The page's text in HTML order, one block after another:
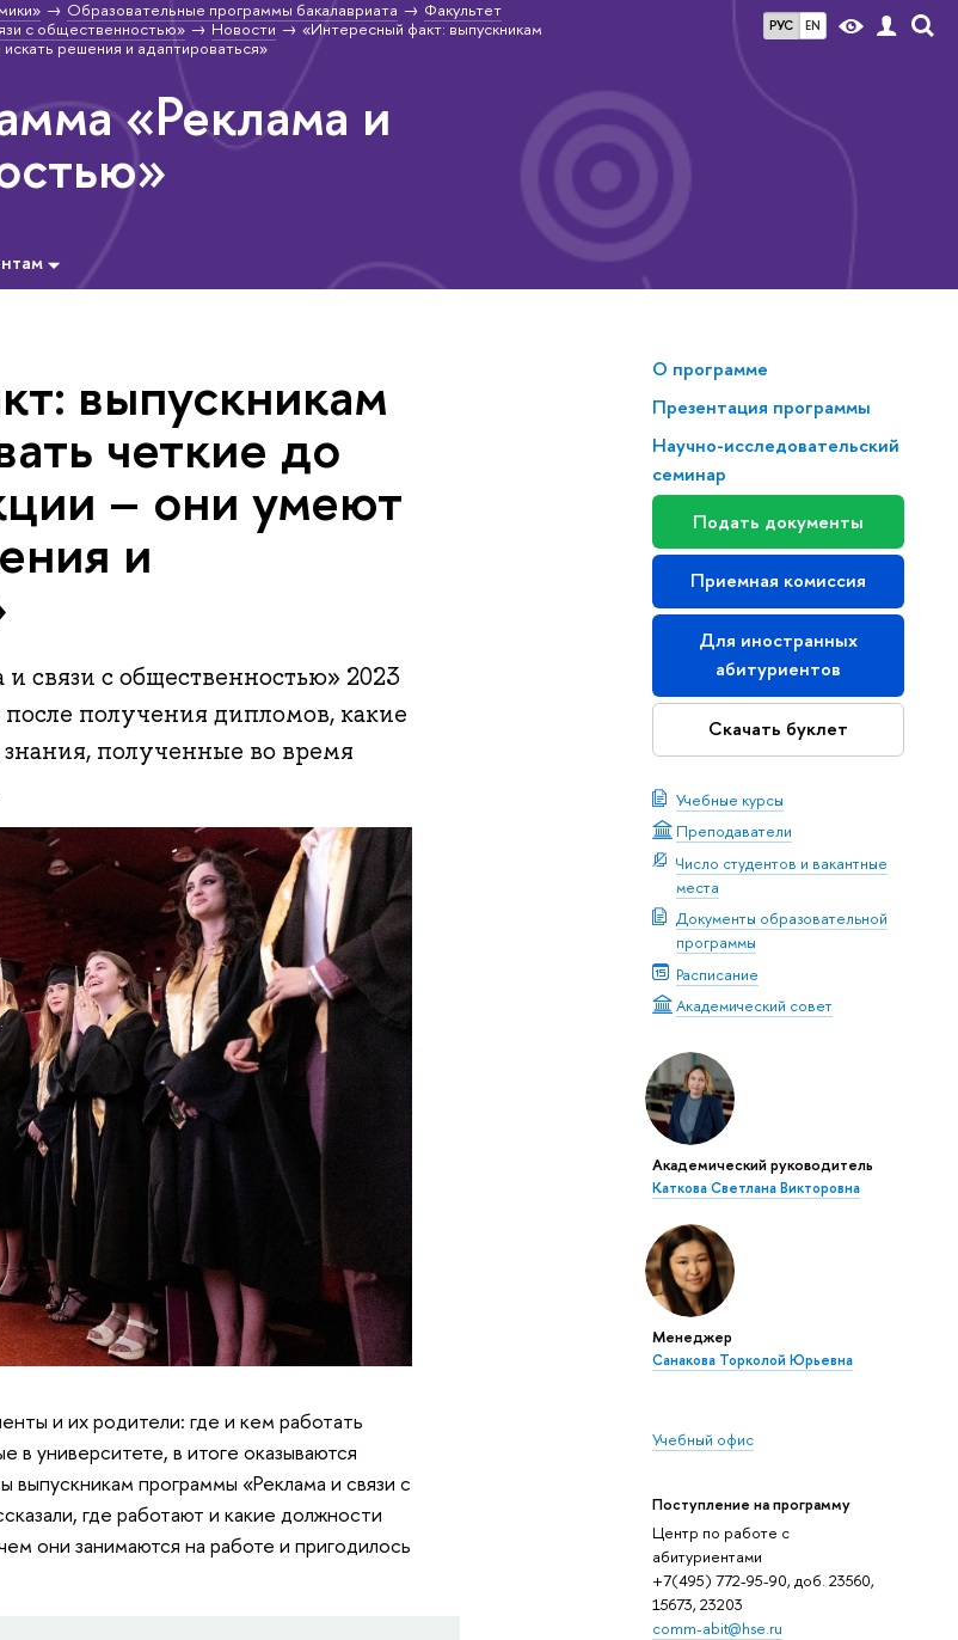
РУС EN
Образовательные программы бакалавриата
Факультет
с общественностью» Новости
«Интересный факт: выпускникам
решения и адаптироваться»
«Реклама и
О программе
Презентация программы
Научно-исследовательский
семинар
Подать документы
Приемная комиссия
Для иностранных
абитуриентов
Скачать буклет
Учебные курсы
Преподаватели
Число студентов и вакантные
места
Документы образовательной
программы
Расписание
Академический совет
Академический руководитель
Каткова Светлана Викторовна
Менеджер
Санакова Торколой Юрьевна
Учебный офис
Поступление на программу
Центр по работе с
абитуриентами
+7(495) 772-95-90, доб. 23560,
15673, 23203
comm-abit@hse.ru
выпускникам
четкие до
– они умеют
и
связи с общественностью» 2023
после получения дипломов, какие
полученные во время
и их родители: где и кем работать
в университете, в итоге оказываются
программы «Реклама и связи с
где работают и какие должности
они занимаются на работе и пригодилось